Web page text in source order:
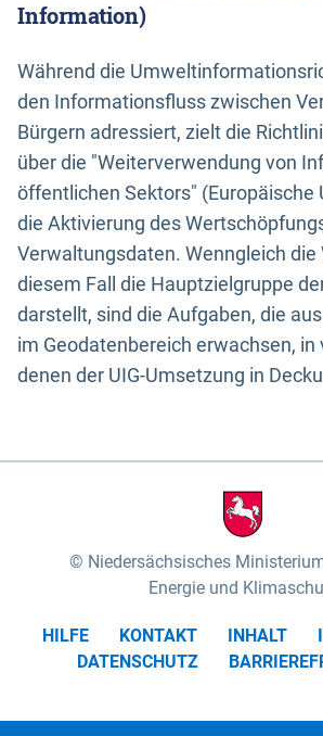
Information)
Während die
den Informationsfluss zwischen
Bürgern adressiert, zielt die
über die "Weiterverwendung von
öffentlichen Sektors" (Europäische
die Aktivierung des
Verwaltungsdaten. Wenngleich die
diesem Fall die Hauptzielgruppe
darstellt, sind die Aufgaben, die
im Geodatenbereich erwachsen, in
denen der UIG-Umsetzung in
Niedersächsisches
Energie und
HILFE KONTAKT INHALT
DATENSCHUTZ